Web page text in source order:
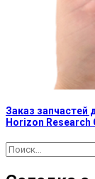
Заказ
Horizon Research
Найти: